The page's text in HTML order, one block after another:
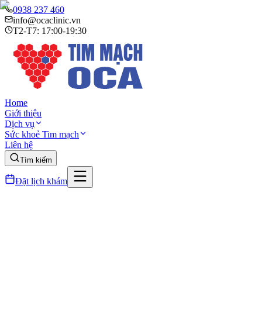
0938 237 460
info@ocaclinic.vn
T2-T7: 17:00-19:30
Home
Giới thiệu
Dịch vụ
Sức khoẻ Tim mạch
Liên hệ
Tìm kiếm
Đặt lịch khám